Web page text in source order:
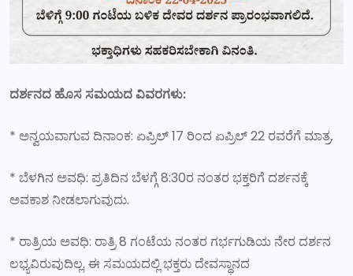
ದರ್ಶನದ ಹೊಸ ಸಮಯದ ವಿವರಗಳು:
* ಅನ್ವಯವಾಗುವ ದಿನಾಂಕ: ಏಪ್ರಿಲ್ 17 ರಿಂದ ಏಪ್ರಿಲ್ 22 ರವರೆಗೆ ಮಾತ್ರ.
* ಬೆಳಗಿನ ಅವಧಿ: ಪ್ರತಿದಿನ ಬೆಳಗ್ಗೆ 8:30ರ ನಂತರ ಭಕ್ತರಿಗೆ ದರ್ಶನಕ್ಕೆ
ಅವಕಾಶ ನೀಡಲಾಗುವುದು.
* ರಾತ್ರಿಯ ಅವಧಿ: ರಾತ್ರಿ 8 ಗಂಟೆಯ ನಂತರ ಗರ್ಭಗುಡಿಯ ನೇರ ದರ್ಶನ
ಲಭ್ಯವಿರುವುದಿಲ್ಲ. ಈ ಸಮಯದಲ್ಲಿ ಭಕ್ತರು ದೇವಸ್ಥಾನದ